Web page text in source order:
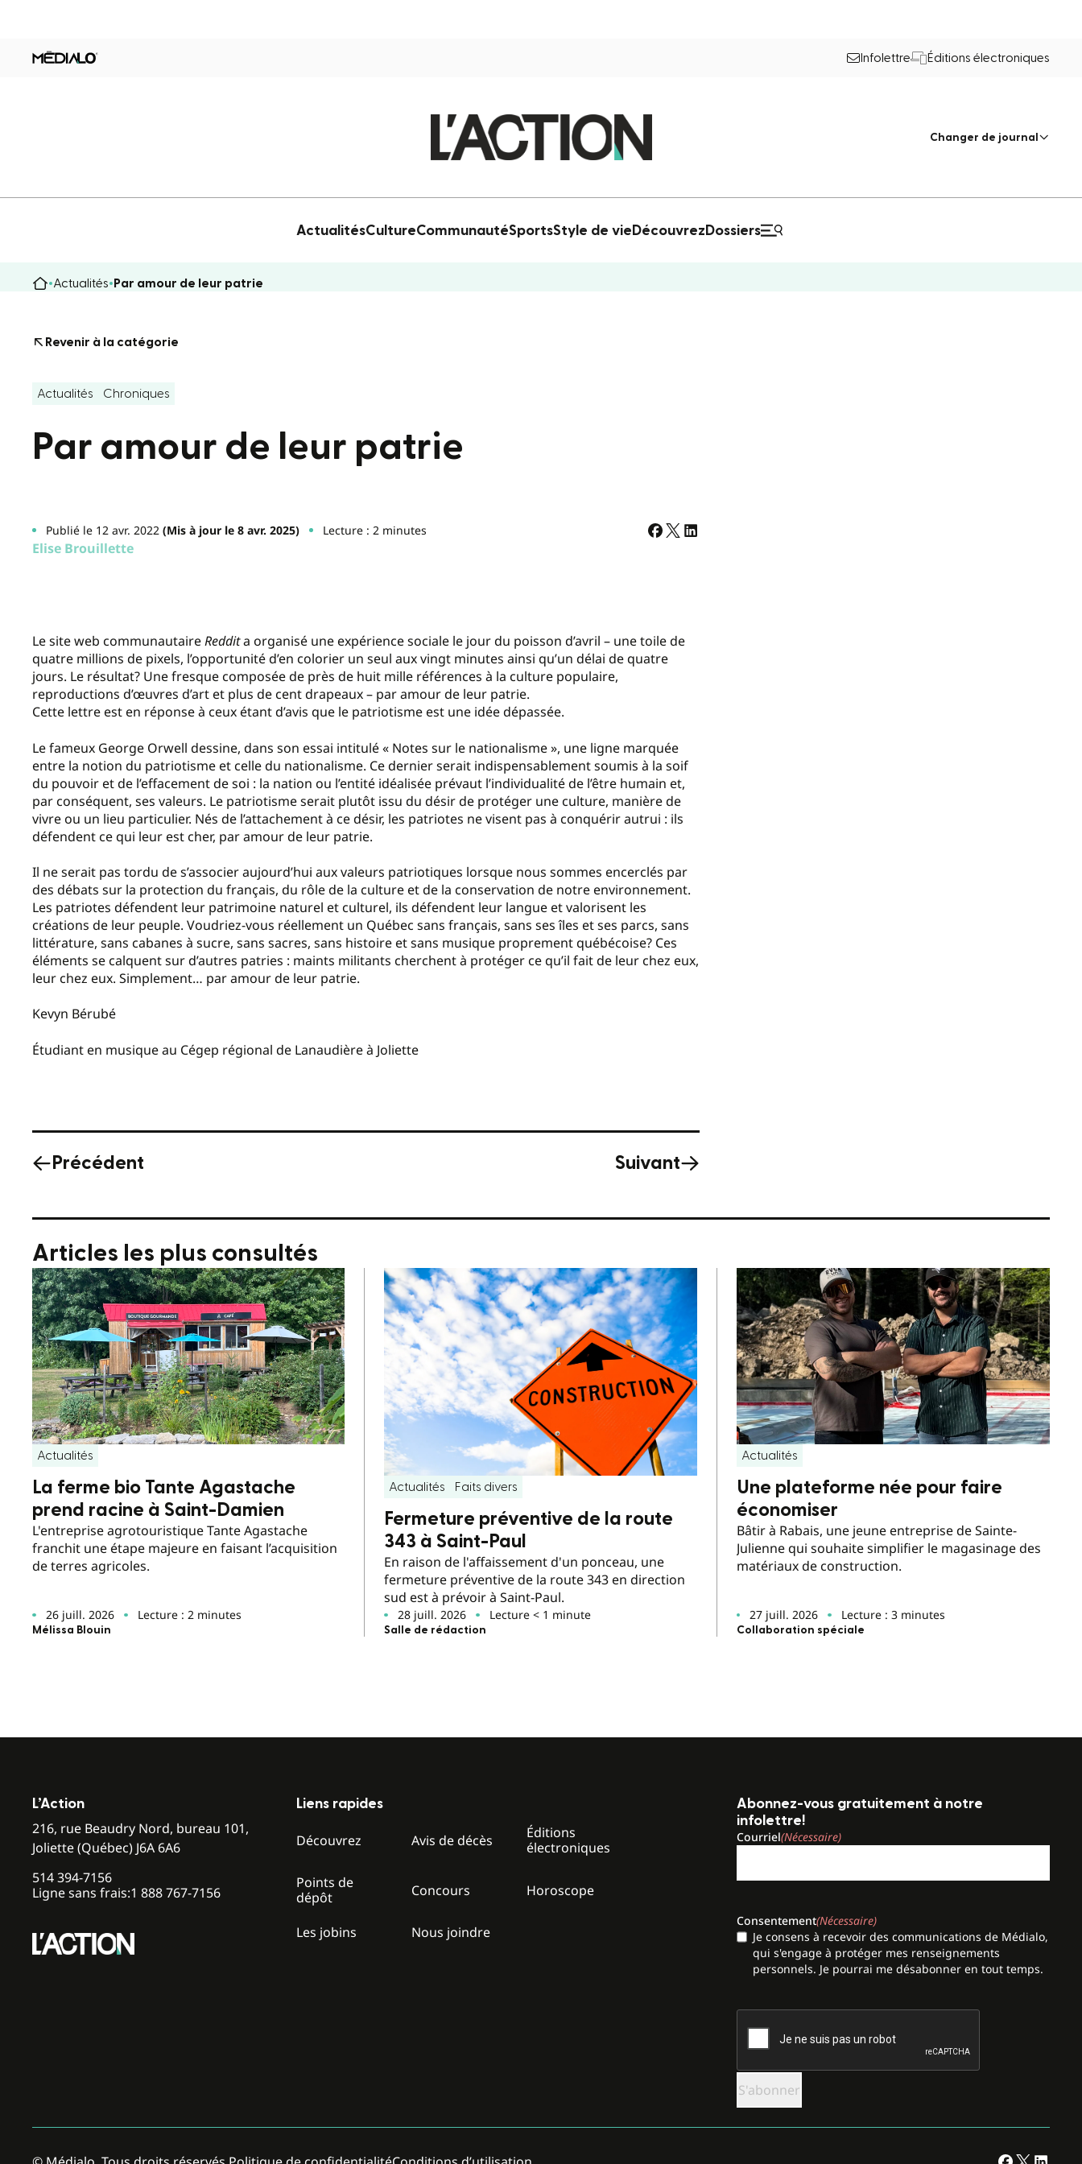
Infolettre Éditions électroniques
Changer de journal
ActualitésCultureCommunautéSportsStyle de vie Découvrez Dossiers
Actualités Par amour de leur patrie
Revenir à la catégorie
Actualités Chroniques
Par amour de leur patrie
Publié le 12 avr. 2022 (Mis à jour le 8 avr. 2025) Lecture : 2 minutes
Elise Brouillette
Le site web communautaireReddita organisé une expérience sociale le jour du poisson d’avril – une toile de
quatre millions de pixels, l’opportunité d’en colorier un seul aux vingt minutes ainsi qu’un délai de quatre
jours. Le résultat? Une fresque composée de près de huit mille références à la culture populaire,
reproductions d’œuvres d’art et plus de cent drapeaux – par amour de leur patrie.
Cette lettre est en réponse à ceux étant d’avis que le patriotisme est une idée dépassée.
Le fameux George Orwell dessine, dans son essai intitulé « Notes sur le nationalisme », une ligne marquée
entre la notion du patriotisme et celle du nationalisme. Ce dernier serait indispensablement soumis à la soif
du pouvoir et de l’effacement de soi : la nation ou l’entité idéalisée prévaut l’individualité de l’être humain et,
par conséquent, ses valeurs. Le patriotisme serait plutôt issu du désir de protéger une culture, manière de
vivre ou un lieu particulier. Nés de l’attachement à ce désir, les patriotes ne visent pas à conquérir autrui : ils
défendent ce qui leur est cher, par amour de leur patrie.
Il ne serait pas tordu de s’associer aujourd’hui aux valeurs patriotiques lorsque nous sommes encerclés par
des débats sur la protection du français, du rôle de la culture et de la conservation de notre environnement.
Les patriotes défendent leur patrimoine naturel et culturel, ils défendent leur langue et valorisent les
créations de leur peuple. Voudriez-vous réellement un Québec sans français, sans ses îles et ses parcs, sans
littérature, sans cabanes à sucre, sans sacres, sans histoire et sans musique proprement québécoise? Ces
éléments se calquent sur d’autres patries : maints militants cherchent à protéger ce qu’il fait de leur chez eux,
leur chez eux. Simplement… par amour de leur patrie.
Kevyn Bérubé
Étudiant en musique au Cégep régional de Lanaudière à Joliette
Précédent Suivant
Articles les plus consultés
Actualités
La ferme bio Tante Agastache
prend racine à Saint-Damien
L'entreprise agrotouristique Tante Agastache
franchit une étape majeure en faisant l’acquisition
de terres agricoles.
26 juill. 2026 Lecture : 2 minutes
Mélissa Blouin
Actualités Faits divers
Fermeture préventive de la route
343 à Saint-Paul
En raison de l'affaissement d'un ponceau, une
fermeture préventive de la route 343 en direction
sud est à prévoir à Saint-Paul.
28 juill. 2026 Lecture < 1 minute
Salle de rédaction
Actualités
Une plateforme née pour faire
économiser
Bâtir à Rabais, une jeune entreprise de Sainte-
Julienne qui souhaite simplifier le magasinage des
matériaux de construction.
27 juill. 2026 Lecture : 3 minutes
Collaboration spéciale
L’Action
216, rue Beaudry Nord, bureau 101,
Joliette (Québec) J6A 6A6
514 394-7156
Ligne sans frais:1 888 767-7156
Liens rapides
Découvrez Avis de décès
Éditions
électroniques
Points de
dépôt
Concours Horoscope
Les jobins Nous joindre
Abonnez-vous gratuitement à notre
infolettre!
Courriel(Nécessaire)
Consentement(Nécessaire)
Je consens à recevoir des communications de Médialo,
qui s'engage à protéger mes renseignements
personnels. Je pourrai me désabonner en tout temps.
CAPTCHA